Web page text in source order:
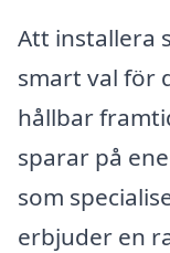
Att installera
smart val för
hållbar
sparar på
som
erbjuder en